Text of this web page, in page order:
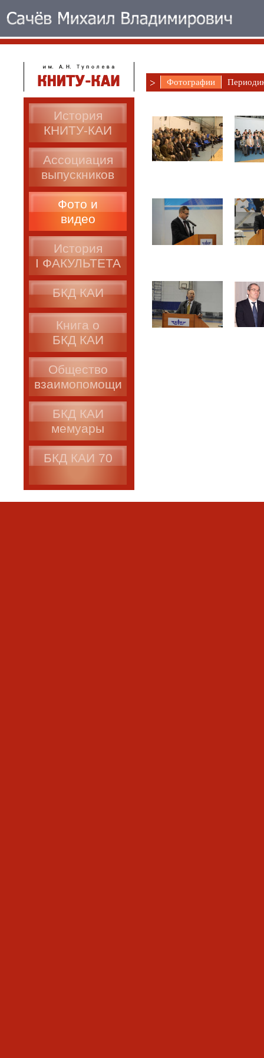
Фотографии
История
КНИТУ-КАИ
Ассоциация
выпускников
Фото и
видео
История
I ФАКУЛЬТЕТА
БКД КАИ
Книга о
БКД КАИ
Общество
взаимопомощи
БКД КАИ
мемуары
БКД КАИ 70